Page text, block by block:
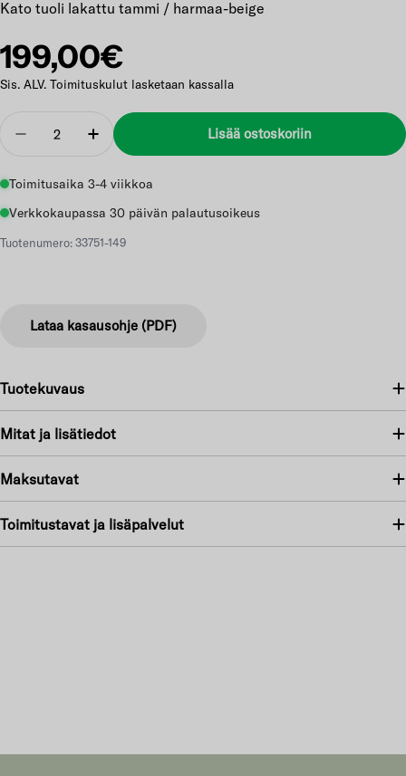
Kato tuoli lakattu tammi / harmaa-beige
Normaalihinta
199,00€
Sis. ALV. Toimituskulut lasketaan kassalla
Vähennä Lisää
Lisää ostoskoriin
Toimitusaika 3-4 viikkoa
Verkkokaupassa 30 päivän palautusoikeus
Tuotenumero: 33751-149
Lataa kasausohje (PDF)
Tuotekuvaus
Mitat ja lisätiedot
Maksutavat
Toimitustavat ja lisäpalvelut